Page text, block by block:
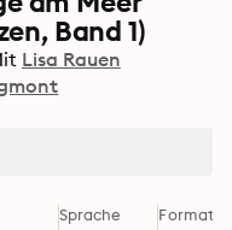
Band 1)
Lisa Rauen
Sprache Format